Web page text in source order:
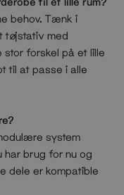
behov. Tænk i
tøjstativ med
stor forskel på et lille
til at passe i alle
system
har brug for nu og
dele er kompatible